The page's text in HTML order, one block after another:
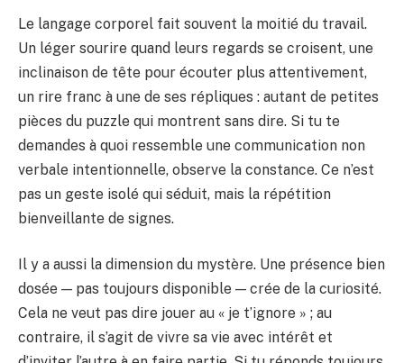
Le langage corporel fait souvent la moitié du travail.
Un léger sourire quand leurs regards se croisent, une
inclinaison de tête pour écouter plus attentivement,
un rire franc à une de ses répliques : autant de petites
pièces du puzzle qui montrent sans dire. Si tu te
demandes à quoi ressemble une communication non
verbale intentionnelle, observe la constance. Ce n’est
pas un geste isolé qui séduit, mais la répétition
bienveillante de signes.
Il y a aussi la dimension du mystère. Une présence bien
dosée — pas toujours disponible — crée de la curiosité.
Cela ne veut pas dire jouer au « je t’ignore » ; au
contraire, il s’agit de vivre sa vie avec intérêt et